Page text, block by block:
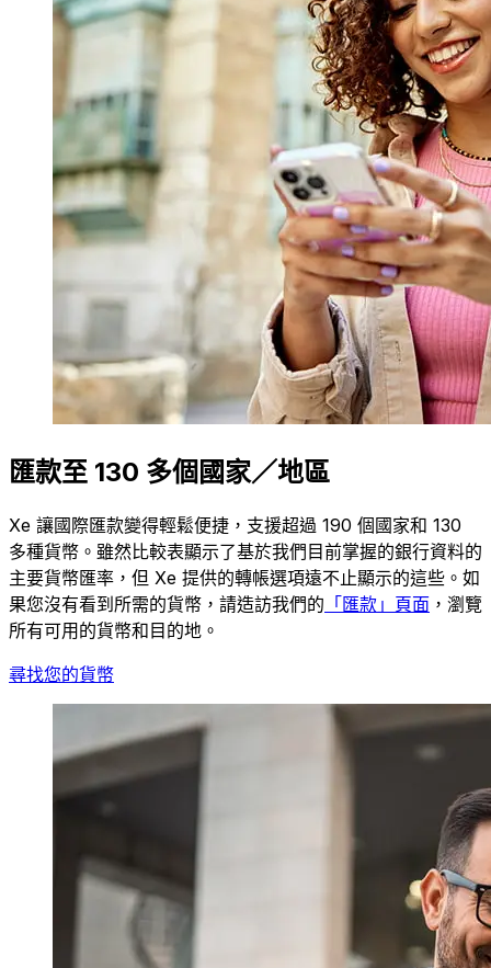
匯款至 130 多個國家／地區
Xe 讓國際匯款變得輕鬆便捷，支援超過 190 個國家和 130
多種貨幣。雖然比較表顯示了基於我們目前掌握的銀行資料的
主要貨幣匯率，但 Xe 提供的轉帳選項遠不止顯示的這些。如
果您沒有看到所需的貨幣，請造訪我們的 「匯款」頁面 ，瀏覽
所有可用的貨幣和目的地。
尋找您的貨幣